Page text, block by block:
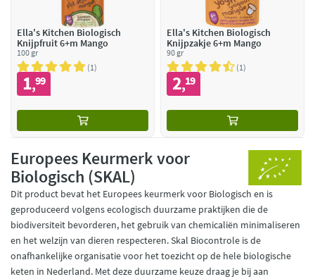
Ella's Kitchen Biologisch
Knijpfruit 6+m Mango
100 gr
1
1,99
Ella's Kitchen Biologisch
Knijpzakje 6+m Mango
90 gr
1
2,19
Europees Keurmerk voor
Biologisch (SKAL)
Dit product bevat het Europees keurmerk voor Biologisch en is
geproduceerd volgens ecologisch duurzame praktijken die de
biodiversiteit bevorderen, het gebruik van chemicaliën minimaliseren
en het welzijn van dieren respecteren. Skal Biocontrole is de
onafhankelijke organisatie voor het toezicht op de hele biologische
keten in Nederland. Met deze duurzame keuze draag je bij aan